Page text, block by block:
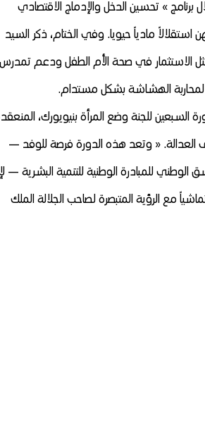
برنامج » تحسين الدخل والإدماج الاقتصادي
مادياً حيويا. وفي الختام، ذكر السيد
مثل الاستثمار في صحة الأم الطفل ودعم تمدرس
لمحاربة الهشاشة بشكل مستدام.
للجنة وضع المرأة بنيويورك،
إلى العدالة. « وتعد هذه الدورة فرصة للوفد —
للمبادرة الوطنية للتنمية البشرية —
مع الرؤية المتبصرة لـصاحب الجلالة الملك